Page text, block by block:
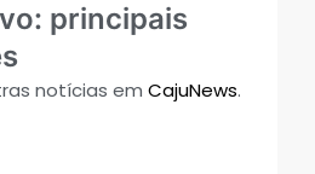
principais
notícias emCajuNews.